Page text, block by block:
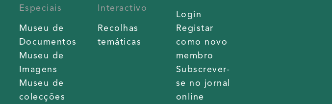
Especiais
Museu de
Documentos
Museu de
Imagens
Museu de
colecções
Interactivo
Recolhas
temáticas
Login
Registar
como novo
membro
Subscrever-
se no jornal
online